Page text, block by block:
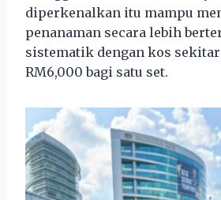
diperkenalkan itu mampu
penanaman secara lebih
sistematik dengan kos
RM6,000 bagi satu set.